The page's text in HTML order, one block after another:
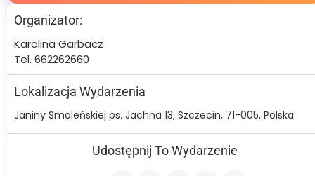
Organizator:
Karolina Garbacz
Tel. 662262660
Lokalizacja Wydarzenia
Janiny Smoleńskiej ps. Jachna 13, Szczecin, 71-005, Polska
Udostępnij To Wydarzenie